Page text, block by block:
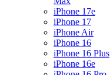
iPhone 17e
iPhone 17
iPhone Air
iPhone 16
iPhone 16 Plus
iPhone 16e